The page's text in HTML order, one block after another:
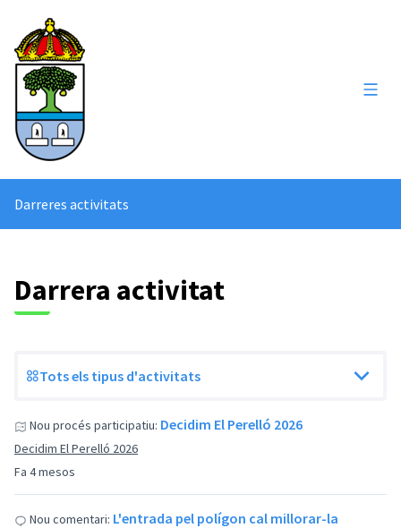
Darreres activitats
Darrera activitat
Tots els tipus d'activitats
Fa 4 mesos
Nou procés participatiu: Decidim El Perelló 2026
Decidim El Perelló 2026
Nou comentari: L'entrada pel polígon cal millorar-la